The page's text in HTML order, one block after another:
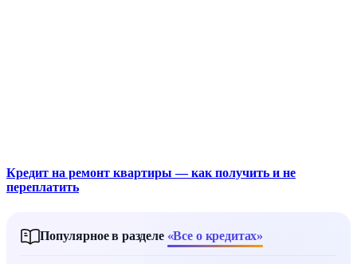
Кредит на ремонт квартиры — как получить и не
переплатить
Популярное в разделе «Все о кредитах»